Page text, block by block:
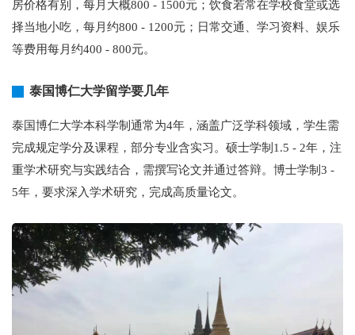
房价格有别，每月大概800 - 1500元；饮食若常在学校食堂或选
择当地小吃，每月约800 - 1200元；日常交通、学习资料、娱乐
等费用每月约400 - 800元。
泰国博仁大学留学要几年
泰国博仁大学本科学制通常为4年，涵盖广泛学科领域，学生需
完成规定学分及课程，部分专业含实习。硕士学制1.5 - 2年，注
重学术研究与实践结合，需撰写论文并通过答辩。博士学制3 -
5年，要求深入学术研究，完成高质量论文。